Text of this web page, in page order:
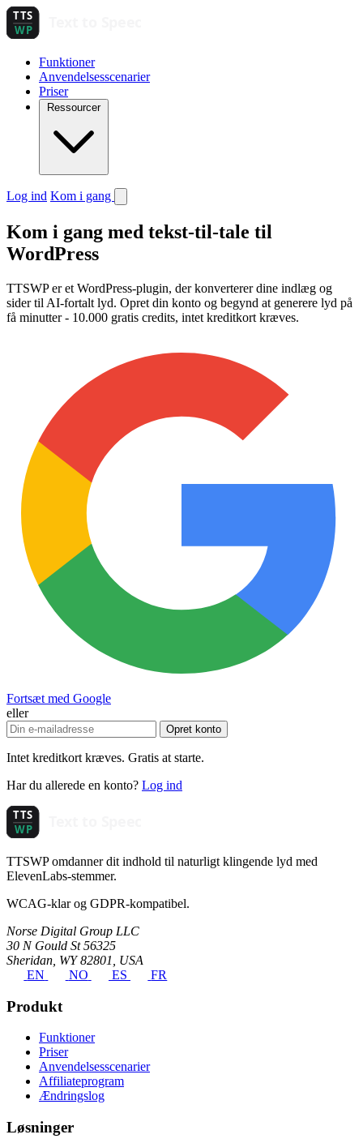
Funktioner
Anvendelsesscenarier
Priser
Ressourcer
Log ind Kom i gang
Kom i gang med tekst-til-tale til
WordPress
TTSWP er et WordPress-plugin, der konverterer dine indlæg og
sider til AI-fortalt lyd. Opret din konto og begynd at generere lyd på
få minutter - 10.000 gratis credits, intet kreditkort kræves.
Fortsæt med Google
eller
Opret konto
Intet kreditkort kræves. Gratis at starte.
Har du allerede en konto? Log ind
TTSWP omdanner dit indhold til naturligt klingende lyd med
ElevenLabs-stemmer.
WCAG-klar og GDPR-kompatibel.
Norse Digital Group LLC
30 N Gould St 56325
Sheridan, WY 82801, USA
EN
NO ES FR
Produkt
Funktioner
Priser
Anvendelsesscenarier
Affiliateprogram
Ændringslog
Løsninger